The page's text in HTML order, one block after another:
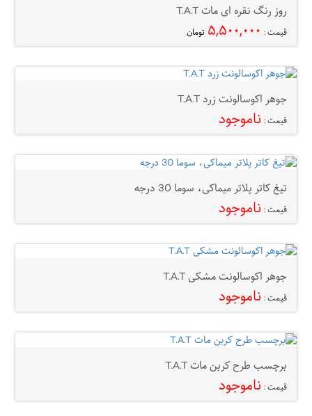
روز رنگ نقره ای مات T.A.T
قیمت : ۵,۵۰۰,۰۰۰ تومان
جوهر اکوسالونت زرد T.A.T
قیمت : ناموجود
تیغ کاتر پلاتر میماکی، سوما 30 درجه
قیمت : ناموجود
جوهر اکوسالونت مشکی T.A.T
قیمت : ناموجود
برچسب طرح کربن مات T.A.T
قیمت : ناموجود